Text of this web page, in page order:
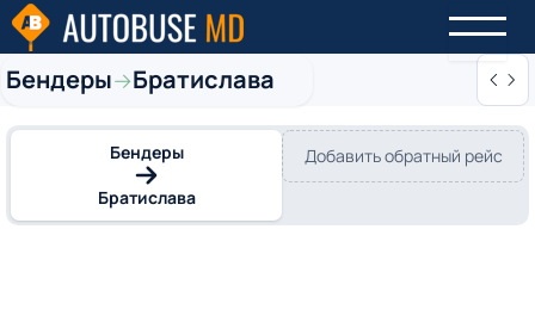
Бендеры→Братислава
Бендеры
Братислава
Добавить обратный рейс